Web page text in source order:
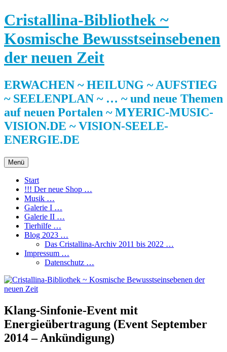
Zum
Inhalt
springen
Cristallina-Bibliothek ~
Kosmische Bewusstseinsebenen
der neuen Zeit
ERWACHEN ~ HEILUNG ~ AUFSTIEG
~ SEELENPLAN ~ … ~ und neue Themen
auf neuen Portalen ~ MYERIC-MUSIC-
VISION.DE ~ VISION-SEELE-
ENERGIE.DE
Menü
Start
!!! Der neue Shop …
Musik …
Galerie I …
Galerie II …
Tierhilfe …
Blog 2023 …
Das Cristallina-Archiv 2011 bis 2022 …
Impressum …
Datenschutz …
Klang-Sinfonie-Event mit
Energieübertragung (Event September
2014 – Ankündigung)